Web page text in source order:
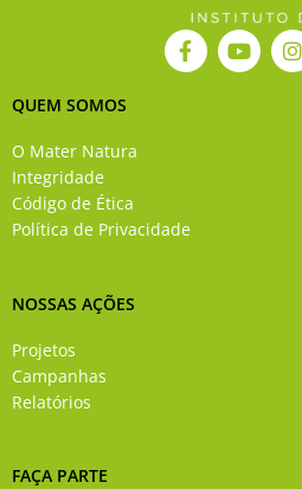
F
a
c
f
Y
o
u
I
n
s
QUEM SOMOS
O Mater Natura
Integridade
Código de Ética
Política de Privacidade
NOSSAS AÇÕES
Projetos
Campanhas
Relatórios
FAÇA PARTE